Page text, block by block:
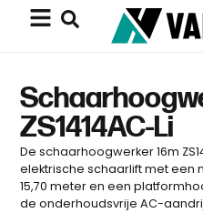
ZS1414AC-Li
De schaarhoogwerker 16m
elektrische schaarlift met een
15,70 meter en een
de onderhoudsvrije AC-